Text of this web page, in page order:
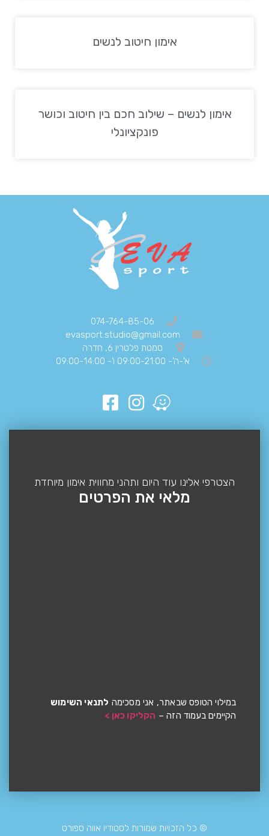
אימון חיטוב לנשים
אימון לנשים – שילוב חכם בין חיטוב וכושר
פונקציונלי
074-764-85-06
evasport.studio@gmail.com
סמטת פלטרין 6, חדרה
א'-ה'- 09:00-21:00 ו'- 09:00-14:00
הצטרפי אלינו עוד היום ותהני מחווית אימון מיוחדת
מלאי את הפרטים
במילוי הטופס שבאתר, אני מסכימה לתנאי השימוש
הקיימים בעמוד הזה – הקליקו כאן >
© כל הזכויות שמורות לסטודיו אווה ספורט